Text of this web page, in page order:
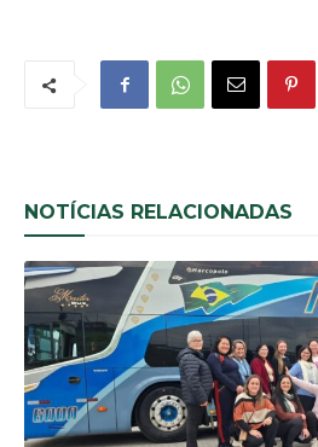
NOTÍCIAS RELACIONADAS